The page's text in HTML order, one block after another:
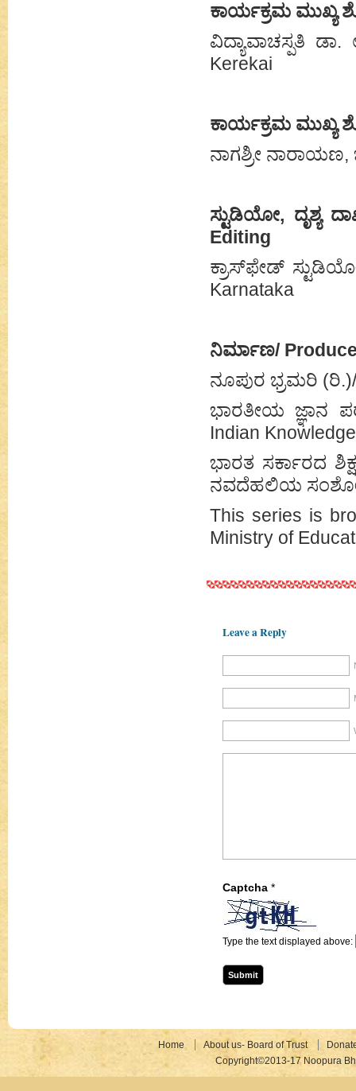
ಕಾರ್ಯಕ್ರಮ ಮುಖ್ಯ
ವಿದ್ಯಾವಾಚಸ್ಪತಿ
Kerekai
ಕಾರ್ಯಕ್ರಮ ಮುಖ್ಯ
ನಾಗಶ್ರೀ ನಾರಾಯಣ,
ಸ್ಟುಡಿಯೋ, ದೃಶ್ಯ
Editing
ಕ್ರಾಸ್‌ಫೇಡ್
Karnataka
ನಿರ್ಮಾಣ/
ನೂಪುರ ಭ್ರಮರಿ
ಭಾರತೀಯ ಜ್ಞಾನ
Indian
ಭಾರತ ಸರ್ಕಾರದ
ನವದೆಹಲಿಯ
This series is
Ministry of
Leave a Reply
Captcha *
Type the text displayed above:
Home About us- Board of Trust
Copyright©2013-17 Noopura